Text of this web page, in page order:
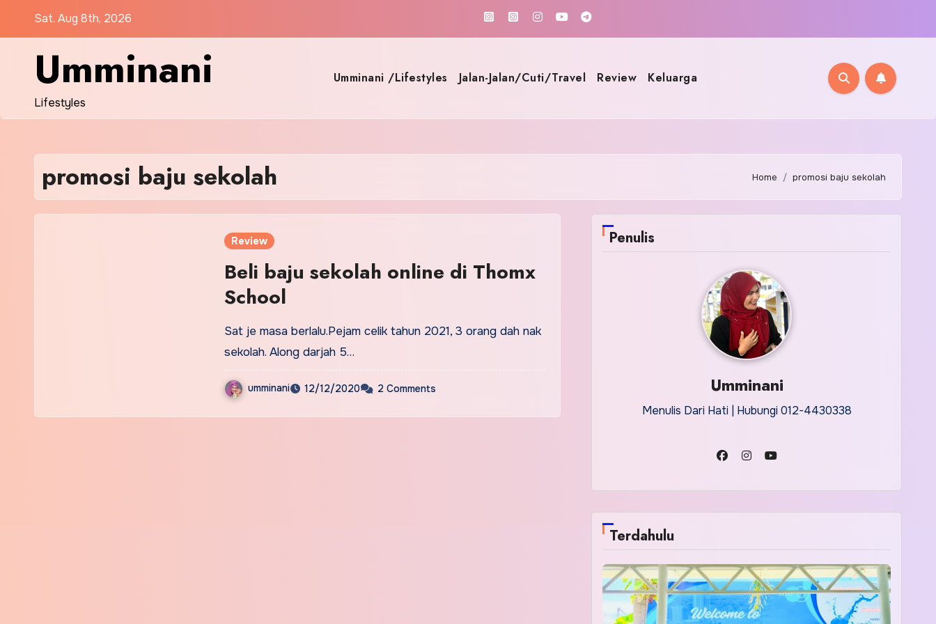
Sat. Aug 8th, 2026
Umminani
Lifestyles
Umminani /Lifestyles Jalan-Jalan/Cuti/Travel Review Keluarga
promosi baju sekolah Home promosi baju sekolah
Review
Beli baju sekolah online di Thomx
School
Sat je masa berlalu.Pejam celik tahun 2021, 3 orang dah nak
sekolah. Along darjah 5…
umminani 12/12/2020 2 Comments
Penulis
Umminani
Menulis Dari Hati | Hubungi 012-4430338
Terdahulu